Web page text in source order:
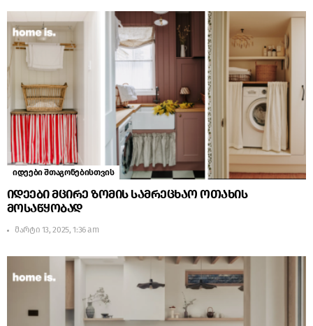
იდეები შთაგონებისთვის
იდეები მცირე ზომის სამრეცხაო ოთახის
მოსაწყობად
მარტი 13, 2025, 1:36 am